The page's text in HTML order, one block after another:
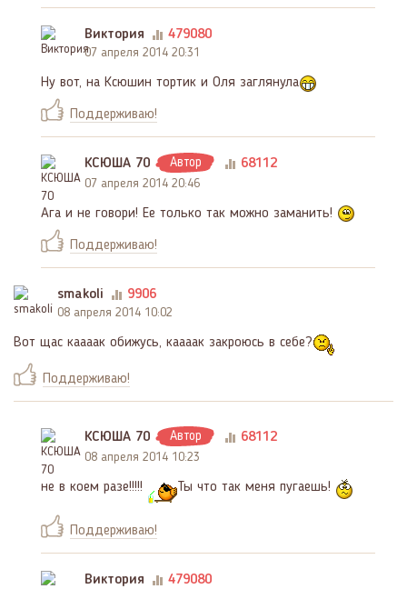
Виктория 479080
07 апреля 2014 20:31
Ну вот, на Ксюшин тортик и Оля заглянула
Поддерживаю!
КСЮША 70 Автор 68112
07 апреля 2014 20:46
Ага и не говори! Ее только так можно заманить!
Поддерживаю!
smakoli 9906
08 апреля 2014 10:02
Вот щас каааак обижусь, каааак закроюсь в себе?
Поддерживаю!
КСЮША 70 Автор 68112
08 апреля 2014 10:23
не в коем разе!!!!! Ты что так меня пугаешь!
Поддерживаю!
Виктория 479080